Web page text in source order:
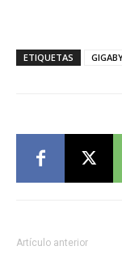
ETIQUETAS
Artículo anterior